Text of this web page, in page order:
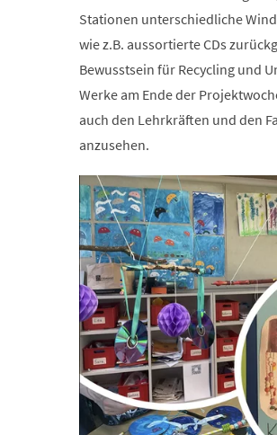
Stationen unterschiedliche
wie z.B. aussortierte CDs
Bewusstsein für Recycling und
Werke am Ende der
auch den Lehrkräften und den
anzusehen.